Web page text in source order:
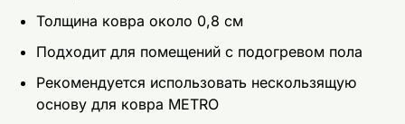
Толщина ковра около 0,8 см
Подходит для помещений с подогревом пола
Рекомендуется использовать нескользящую
основу для ковра METRO